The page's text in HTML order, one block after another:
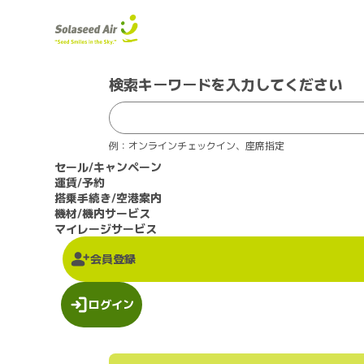
検索キーワードを入力してください
例：オンラインチェックイン、座席指定
セール/キャンペーン
運賃/予約
搭乗手続き/空港案内
機材/機内サービス
マイレージサービス
会員登録
ログイン